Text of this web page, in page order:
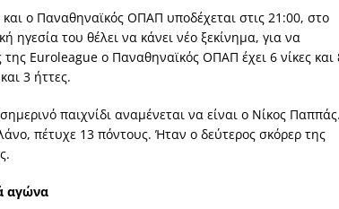
δεύτερης θέσης είναι (πολύ) ανοιχτή ακόμη. Προς αναμέτρηση
ΑΠΟΨΕΙΣ
Ο λαός θέλει, αλλά τα κόμματα της αντιπολίτευσης δεν
της αθωότητας;» Το «αίνιγμα»και η «λύση» του μέσα από τον
και οι Ρήτρες του ESM
και ο Παναθηναϊκός ΟΠΑΠ υποδέχεται στις 21:00, στο
του θέλει να κάνει νέο ξεκίνημα, για να
της Euroleague ο Παναθηναϊκός ΟΠΑΠ έχει 6 νίκες και
3 ήττες.
παιχνίδι αναμένεται να είναι ο Νίκος Παππάς.
πέτυχε 13 πόντους. Ήταν ο δεύτερος σκόρερ της
αγώνα